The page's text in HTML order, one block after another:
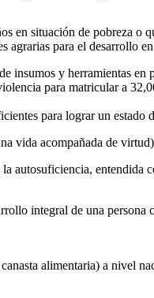
en situación de pobreza o
agrarias para el desarrollo
insumos y herramientas
para matricular a
para lograr un
vida acompañada de
autosuficiencia, entendida
integral de una
alimentaria) a nivel